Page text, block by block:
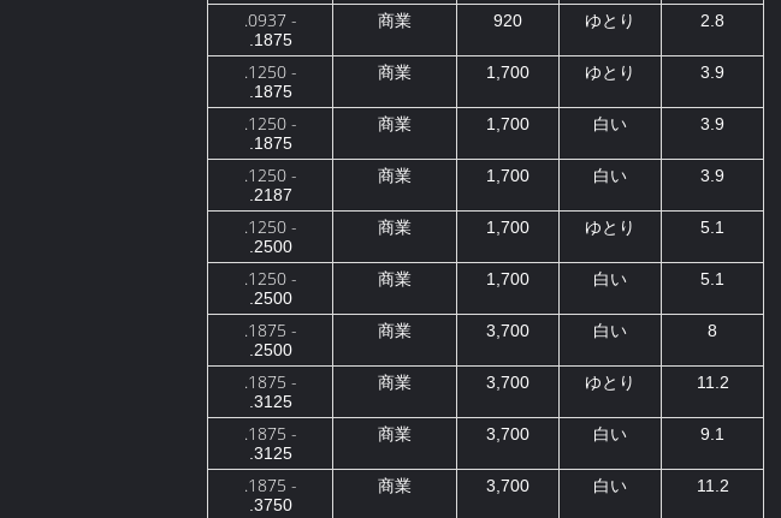
.0937 -
.1875
商業 920 ゆとり 2.8
.1250 -
.1875
商業 1,700 ゆとり 3.9
.1250 -
.1875
商業 1,700 白い 3.9
.1250 -
.2187
商業 1,700 白い 3.9
.1250 -
.2500
商業 1,700 ゆとり 5.1
.1250 -
.2500
商業 1,700 白い 5.1
.1875 -
.2500
商業 3,700 白い 8
.1875 -
.3125
商業 3,700 ゆとり 11.2
.1875 -
.3125
商業 3,700 白い 9.1
.1875 -
.3750
商業 3,700 白い 11.2